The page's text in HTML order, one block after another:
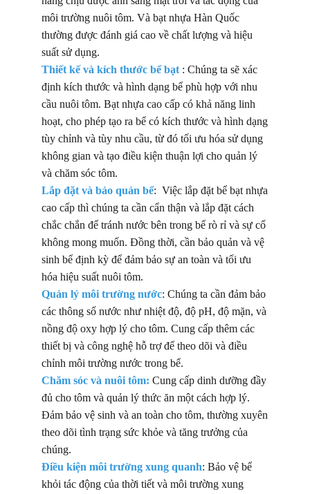
môi trường nuôi tôm. Và bạt nhựa Hàn Quốc
thường được đánh giá cao về chất lượng và hiệu
suất sử dụng.
Thiết kế và kích thước bể bạt : Chúng ta sẽ xác
định kích thước và hình dạng bể phù hợp với nhu
cầu nuôi tôm. Bạt nhựa cao cấp có khả năng linh
hoạt, cho phép tạo ra bể có kích thước và hình dạng
tùy chỉnh và tùy nhu cầu, từ đó tối ưu hóa sử dụng
không gian và tạo điều kiện thuận lợi cho quản lý
và chăm sóc tôm.
Lắp đặt và bảo quản bể: Việc lắp đặt bể bạt nhựa
cao cấp thì chúng ta cần cẩn thận và lắp đặt cách
chắc chắn để tránh nước bên trong bể rò rỉ và sự cố
không mong muốn. Đồng thời, cần bảo quản và vệ
sinh bể định kỳ để đảm bảo sự an toàn và tối ưu
hóa hiệu suất nuôi tôm.
Quản lý môi trường nước: Chúng ta cần đảm bảo
các thông số nước như nhiệt độ, độ pH, độ mặn, và
nồng độ oxy hợp lý cho tôm. Cung cấp thêm các
thiết bị và công nghệ hỗ trợ để theo dõi và điều
chỉnh môi trường nước trong bể.
Chăm sóc và nuôi tôm: Cung cấp dinh dưỡng đầy
đủ cho tôm và quản lý thức ăn một cách hợp lý.
Đảm bảo vệ sinh và an toàn cho tôm, thường xuyên
theo dõi tình trạng sức khỏe và tăng trưởng của
chúng.
Điều kiện môi trường xung quanh: Bảo vệ bể
khỏi tác động của thời tiết và môi trường xung